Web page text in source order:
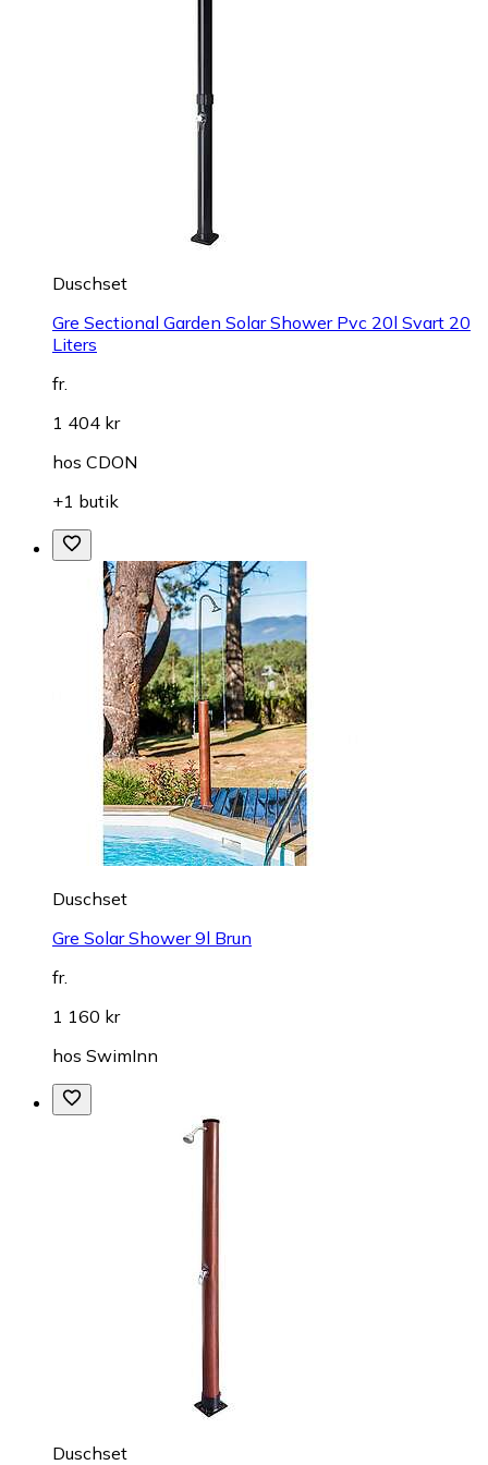
Duschset
Gre Sectional Garden Solar Shower Pvc 20l Svart 20
Liters
fr.
1 404 kr
hos CDON
+1 butik
Duschset
Gre Solar Shower 9l Brun
fr.
1 160 kr
hos SwimInn
Duschset